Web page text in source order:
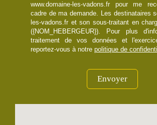
www.domaine-les-vadons.fr pour me
cadre de ma demande. Les destinataires
les-vadons.fr et son sous-traitant en
({NOM_HEBERGEUR}). Pour plus
traitement de vos données et
reportez-vous à notre politique de